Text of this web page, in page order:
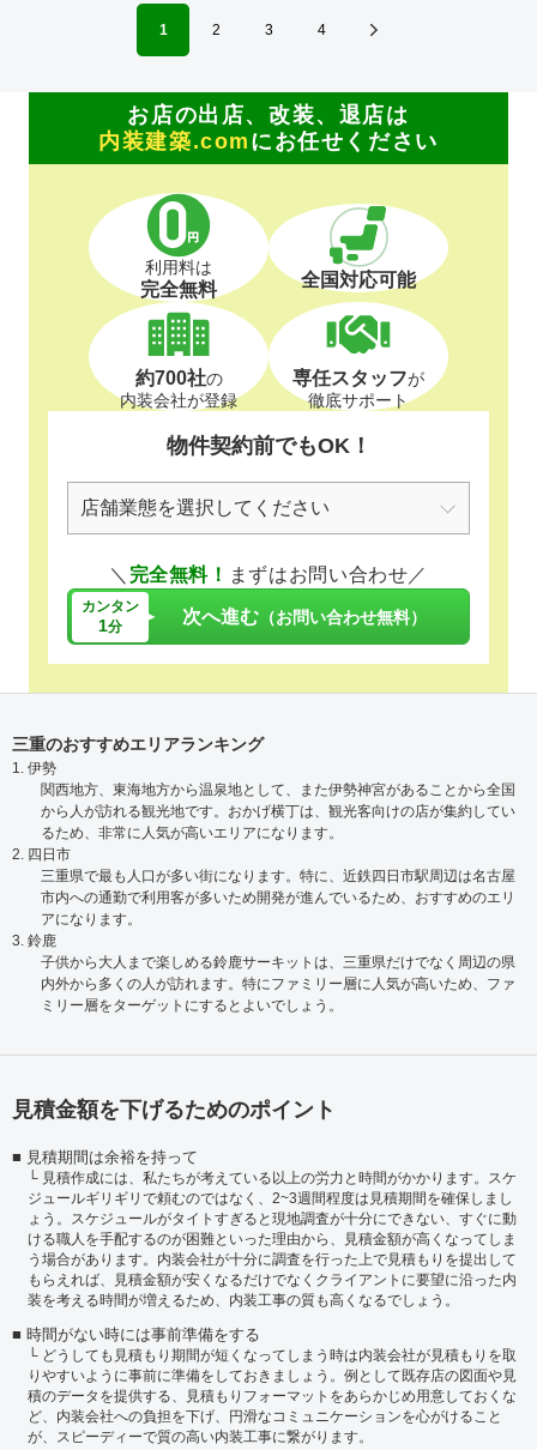
1 2 3 4
お店の出店、改装、退店は
内装建築.com にお任せください
利用料は
完全無料 全国対応可能
約700社の
内装会社が登録
専任スタッフが
徹底サポート
物件契約前でもOK！
＼ 完全無料！ まずはお問い合わせ／
カンタン
1分 次へ進む （お問い合わせ無料）
三重のおすすめエリアランキング
1. 伊勢
関西地方、東海地方から温泉地として、また伊勢神宮があることから全国
から人が訪れる観光地です。おかげ横丁は、観光客向けの店が集約してい
るため、非常に人気が高いエリアになります。
2. 四日市
三重県で最も人口が多い街になります。特に、近鉄四日市駅周辺は名古屋
市内への通勤で利用客が多いため開発が進んでいるため、おすすめのエリ
アになります。
3. 鈴鹿
子供から大人まで楽しめる鈴鹿サーキットは、三重県だけでなく周辺の県
内外から多くの人が訪れます。特にファミリー層に人気が高いため、ファ
ミリー層をターゲットにするとよいでしょう。
見積金額を下げるためのポイント
見積期間は余裕を持って
見積作成には、私たちが考えている以上の労力と時間がかかります。スケ
ジュールギリギリで頼むのではなく、2~3週間程度は見積期間を確保しまし
ょう。スケジュールがタイトすぎると現地調査が十分にできない、すぐに動
ける職人を手配するのが困難といった理由から、見積金額が高くなってしま
う場合があります。内装会社が十分に調査を行った上で見積もりを提出して
もらえれば、見積金額が安くなるだけでなくクライアントに要望に沿った内
装を考える時間が増えるため、内装工事の質も高くなるでしょう。
時間がない時には事前準備をする
どうしても見積もり期間が短くなってしまう時は内装会社が見積もりを取
りやすいように事前に準備をしておきましょう。例として既存店の図面や見
積のデータを提供する、見積もりフォーマットをあらかじめ用意しておくな
ど、内装会社への負担を下げ、円滑なコミュニケーションを心がけること
が、スピーディーで質の高い内装工事に繋がります。